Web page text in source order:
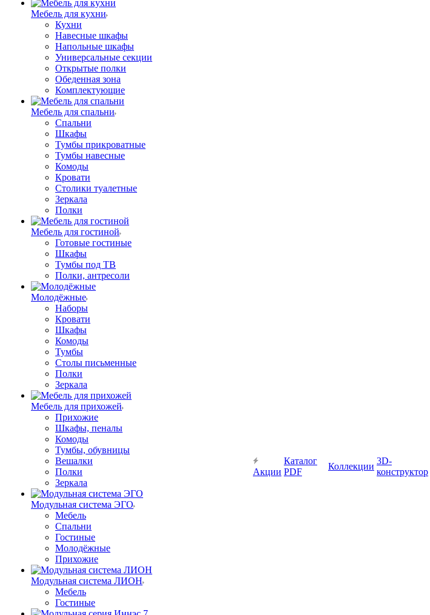
Мебель для кухни
Кухни
Навесные шкафы
Напольные шкафы
Универсальные секции
Открытые полки
Обеденная зона
Комплектующие
Мебель для спальни
Спальни
Шкафы
Тумбы прикроватные
Тумбы навесные
Комоды
Кровати
Столики туалетные
Зеркала
Полки
Мебель для гостиной
Готовые гостиные
Шкафы
Тумбы под ТВ
Полки, антресоли
Молодёжные
Наборы
Кровати
Шкафы
Комоды
Тумбы
Столы письменные
Полки
Зеркала
Мебель для прихожей
Прихожие
Шкафы, пеналы
Комоды
Тумбы, обувницы
Вешалки
Полки
Зеркала
Модульная система ЭГО
Мебель
Спальни
Гостиные
Молодёжные
Прихожие
Модульная система ЛИОН
Мебель
Гостиные
Акции
Каталог
PDF
Коллекции
3D-
конструктор